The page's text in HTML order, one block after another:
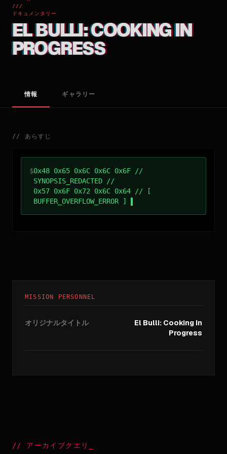
///
ドキュメンタリー
EL BULLI: COOKING IN
PROGRESS
情報 ギャラリー
// あらすじ
$0x48 0x65 0x6C 0x6C 0x6F //
SYNOPSIS_REDACTED //
0x57 0x6F 0x72 0x6C 0x64 // [
BUFFER_OVERFLOW_ERROR ]
MISSION PERSONNEL
オリジナルタイトル
El Bulli: Cooking In
Progress
// アーカイブクエリ